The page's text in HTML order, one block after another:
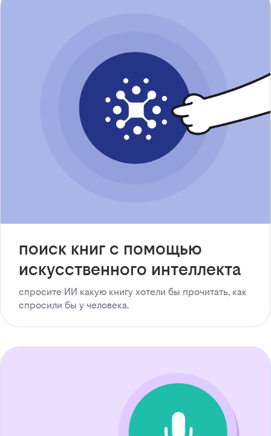
поиск книг с помощью
искусственного интеллекта
спросите ИИ какую книгу хотели бы прочитать, как
спросили бы у человека.